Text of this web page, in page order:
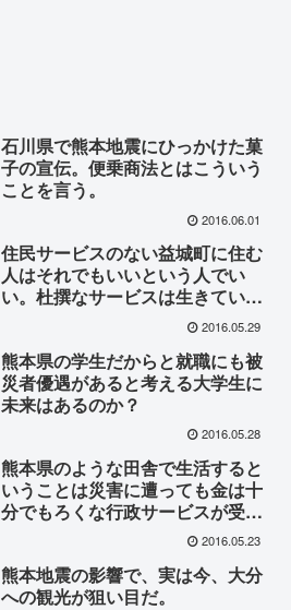
石川県で熊本地震にひっかけた菓
子の宣伝。便乗商法とはこういう
ことを言う。
2016.06.01
住民サービスのない益城町に住む
人はそれでもいいという人でい
い。杜撰なサービスは生きている
間に改善されないだろう。2016.05.29
熊本県の学生だからと就職にも被
災者優遇があると考える大学生に
未来はあるのか？
2016.05.28
熊本県のような田舎で生活すると
いうことは災害に遭っても金は十
分でもろくな行政サービスが受け
られないということ。教育環境も
同様であり、この機会に人は減る
だろう。
2016.05.23
熊本地震の影響で、実は今、大分
への観光が狙い目だ。